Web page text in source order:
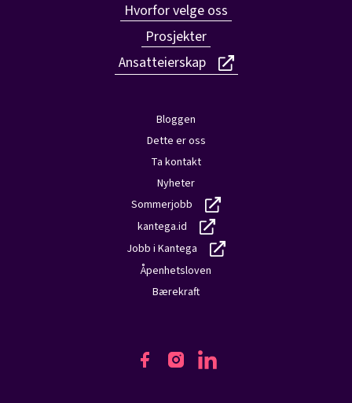
Hvorfor velge oss
Prosjekter
Ansatteierskap
Bloggen
Dette er oss
Ta kontakt
Nyheter
Sommerjobb
kantega.id
Jobb i Kantega
Åpenhetsloven
Bærekraft